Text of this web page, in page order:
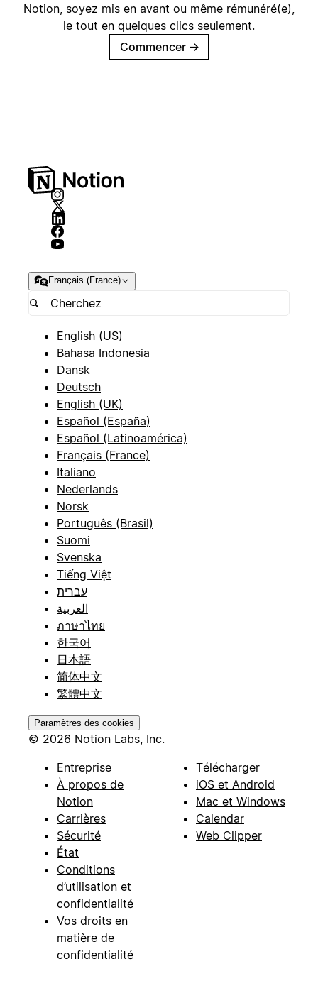
Notion, soyez mis en avant ou même rémunéré(e),
le tout en quelques clics seulement.
Commencer →
Français (France)
English (US)
Bahasa Indonesia
Dansk
Deutsch
English (UK)
Español (España)
Español (Latinoamérica)
Français (France)
Italiano
Nederlands
Norsk
Português (Brasil)
Suomi
Svenska
Tiếng Việt
עברית
العربية
ภาษาไทย
한국어
日本語
简体中文
繁體中文
Paramètres des cookies
© 2026 Notion Labs, Inc.
Entreprise
À propos de
Notion
Carrières
Sécurité
État
Conditions
d’utilisation et
confidentialité
Vos droits en
matière de
confidentialité
Télécharger
iOS et Android
Mac et Windows
Calendar
Web Clipper